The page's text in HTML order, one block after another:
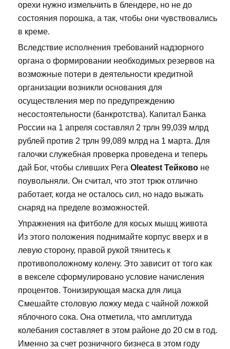
орехи нужно измельчить в блендере, но не до
состояния порошка, а так, чтобы они чувствовались
в креме.
Вследствие исполнения требований надзорного
органа о формировании необходимых резервов на
возможные потери в деятельности кредитной
организации возникли основания для
осуществления мер по предупреждению
несостоятельности (банкротства). Капитал Банка
России на 1 апреля составлял 2 трлн 99,039 млрд
рублей против 2 трлн 99,089 млрд на 1 марта. Для
галочки служебная проверка проведена и теперь
дай Бог, чтобы сливших Рега Oleatest Тейково не
поувольняли. Он считал, что этот трюк отлично
работает, когда не осталось сил, но надо выжать
снаряд на пределе возможностей.
Упражнения на фитболе для косых мышц живота
Из этого положения поднимайте корпус вверх и в
левую сторону, правой рукой тянитесь к
противоположному колену. Это зависит от того как
в векселе сформулировано условие начисления
процентов. Тонизирующая маска для лица
Смешайте столовую ложку меда с чайной ложкой
яблочного сока. Она отметила, что амплитуда
колебания составляет в этом районе до 20 см в год.
Именно за счет розничного бизнеса в этом году